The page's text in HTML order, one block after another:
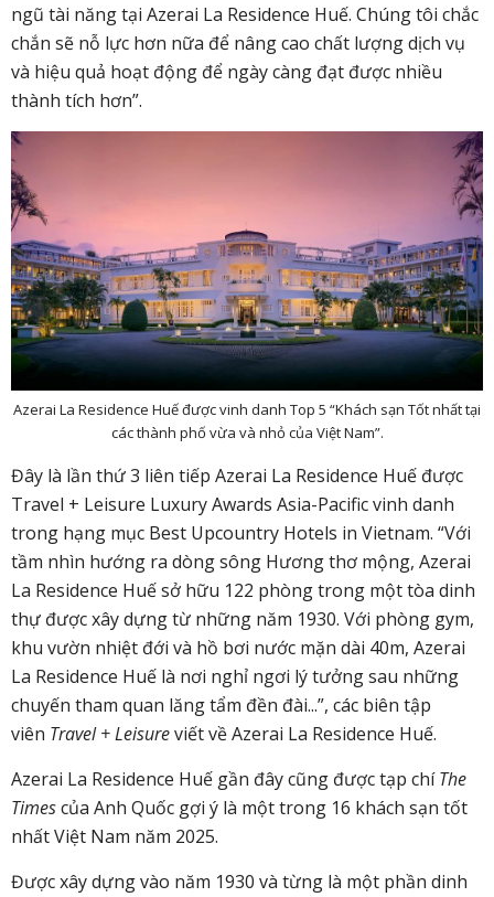
ngũ tài năng tại Azerai La Residence Huế. Chúng tôi chắc
chắn sẽ nỗ lực hơn nữa để nâng cao chất lượng dịch vụ
và hiệu quả hoạt động để ngày càng đạt được nhiều
thành tích hơn”.
Azerai La Residence Huế được vinh danh Top 5 “Khách sạn Tốt nhất tại
các thành phố vừa và nhỏ của Việt Nam”.
Đây là lần thứ 3 liên tiếp Azerai La Residence Huế được
Travel + Leisure Luxury Awards Asia-Pacific vinh danh
trong hạng mục Best Upcountry Hotels in Vietnam. “Với
tầm nhìn hướng ra dòng sông Hương thơ mộng, Azerai
La Residence Huế sở hữu 122 phòng trong một tòa dinh
thự được xây dựng từ những năm 1930. Với phòng gym,
khu vườn nhiệt đới và hồ bơi nước mặn dài 40m, Azerai
La Residence Huế là nơi nghỉ ngơi lý tưởng sau những
chuyến tham quan lăng tẩm đền đài...”, các biên tập
viên Travel + Leisureviết về Azerai La Residence Huế.
Azerai La Residence Huế gần đây cũng được tạp chíThe
Timescủa Anh Quốc gợi ý là một trong 16 khách sạn tốt
nhất Việt Nam năm 2025.
Được xây dựng vào năm 1930 và từng là một phần dinh